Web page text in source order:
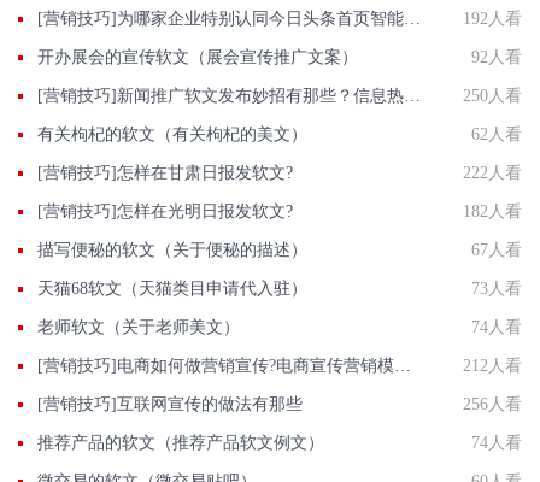
192人看
开办展会的宣传软文（展会宣传推广文案） 92人看
250人看
有关枸杞的软文（有关枸杞的美文） 62人看
[营销技巧]怎样在甘肃日报发软文? 222人看
[营销技巧]怎样在光明日报发软文? 182人看
描写便秘的软文（关于便秘的描述） 67人看
天猫68软文（天猫类目申请代入驻） 73人看
老师软文（关于老师美文） 74人看
212人看
[营销技巧]互联网宣传的做法有那些 256人看
推荐产品的软文（推荐产品软文例文） 74人看